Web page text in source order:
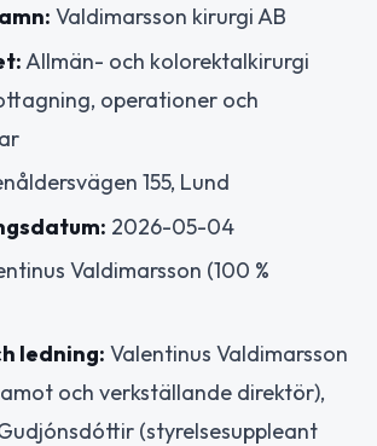
Valdimarsson kirurgi AB
Allmän- och kolorektalkirurgi
operationer och
155, Lund
2026-05-04
Valdimarsson (100 %
ledning: Valentinus Valdimarsson
och verkställande direktör),
(styrelsesuppleant